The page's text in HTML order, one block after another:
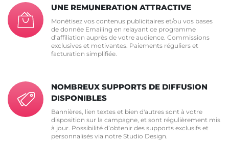
UNE REMUNERATION ATTRACTIVE
Monétisez vos contenus publicitaires et/ou vos bases
de donnée Emailing en relayant ce programme
d’affiliation auprès de votre audience. Commissions
exclusives et motivantes. Paiements réguliers et
facturation simplifiée.
NOMBREUX SUPPORTS DE DIFFUSION
DISPONIBLES
Bannières, lien textes et bien d'autres sont à votre
disposition sur la campagne, et sont régulièrement mis
à jour. Possibilité d’obtenir des supports exclusifs et
personnalisés via notre Studio Design.